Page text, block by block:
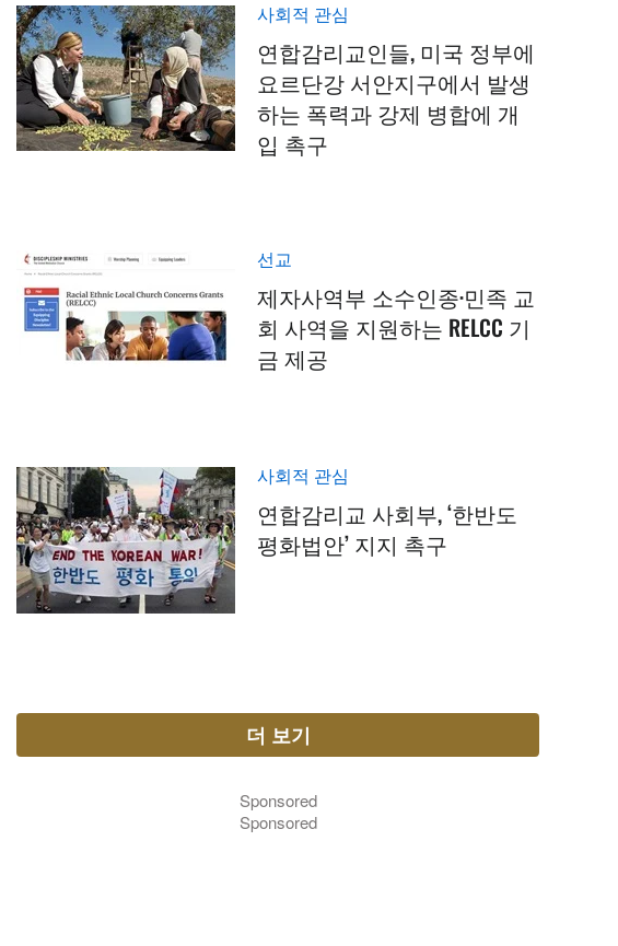
사회적 관심
연합감리교인들, 미국 정부에
요르단강 서안지구에서 발생
하는 폭력과 강제 병합에 개
입 촉구
선교
제자사역부 소수인종·민족 교
회 사역을 지원하는 RELCC 기
금 제공
사회적 관심
연합감리교 사회부, ‘한반도
평화법안’ 지지 촉구
더 보기
Sponsored
Sponsored